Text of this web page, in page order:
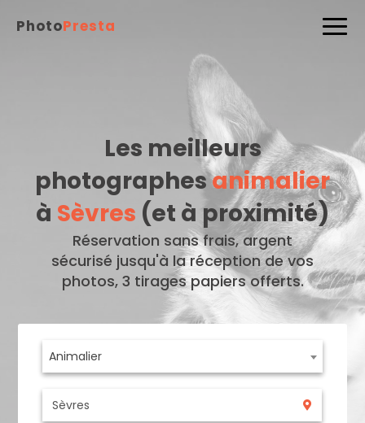
PhotoPresta
Les meilleurs
photographesanimalier
à Sèvres (et à proximité)
Réservation sans frais, argent
sécurisé jusqu'à la réception de vos
photos, 3 tirages papiers offerts.
Animalier